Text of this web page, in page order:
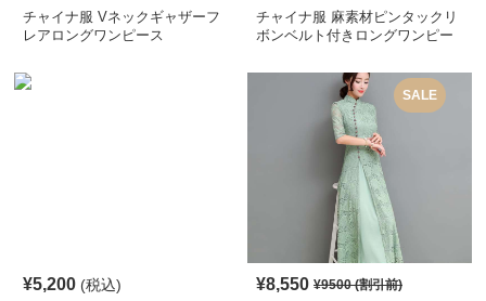
チャイナ服 Vネックギャザーフ
レアロングワンピース
チャイナ服 麻素材ピンタックリ
ボンベルト付きロングワンピー
¥5,200 (税込)
SALE
¥8,550 ¥9500(割引前)